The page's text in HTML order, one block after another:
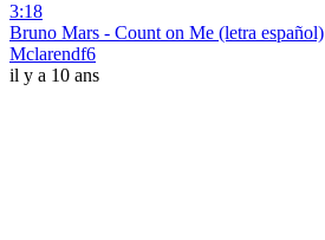
3:18
Bruno Mars - Count on Me (letra español)
Mclarendf6
il y a 10 ans